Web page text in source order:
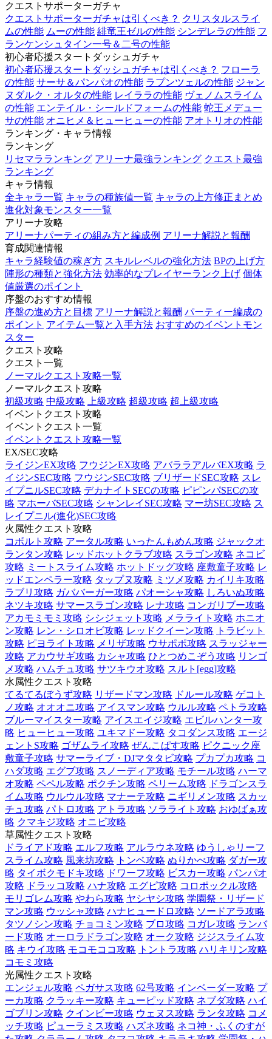
クエストサポーターガチャ
クエストサポーターガチャは引くべき？ クリスタルスライ
ムの性能 ムーの性能 緋竜王ゼルの性能 シンデレラの性能 フ
ランケンシュタイン一号＆二号の性能
初心者応援スタートダッシュガチャ
初心者応援スタートダッシュガチャは引くべき？ フローラ
の性能 サーサ＆パンパオの性能 ラプンツェルの性能 ジャン
ヌダルク・オルタの性能 レイララの性能 ヴェノムスライム
の性能 エンテイル・シールドフォームの性能 蛇王メデュー
サの性能 オニヒメ＆ヒューヒューの性能 アオトリオの性能
ランキング・キャラ情報
ランキング
リセマラランキング アリーナ最強ランキング クエスト最強
ランキング
キャラ情報
全キャラ一覧 キャラの種族値一覧 キャラの上方修正まとめ
進化対象モンスター一覧
アリーナ攻略
アリーナパーティの組み方と編成例 アリーナ解説と報酬
育成関連情報
キャラ経験値の稼ぎ方 スキルレベルの強化方法 BPの上げ方
陣形の種類と強化方法 効率的なプレイヤーランク上げ 個体
値厳選のポイント
序盤のおすすめ情報
序盤の進め方と目標 アリーナ解説と報酬 パーティー編成の
ポイント アイテム一覧と入手方法 おすすめのイベントモン
スター
クエスト攻略
クエスト一覧
ノーマルクエスト攻略一覧
ノーマルクエスト攻略
初級攻略 中級攻略 上級攻略 超級攻略 超上級攻略
イベントクエスト攻略
イベントクエスト一覧
イベントクエスト攻略一覧
EX/SEC攻略
ライジンEX攻略 フウジンEX攻略 アバララアルバEX攻略 ラ
イジンSEC攻略 フウジンSEC攻略 ブリザードSEC攻略 スレ
イプニルSEC攻略 デカナイトSECの攻略 ピピンパSECの攻
略 マホーバSEC攻略 シャンレイSEC攻略 マー坊SEC攻略 ス
レイプニル(進化)SEC攻略
火属性クエスト攻略
コボルト攻略 アータル攻略 いったんもめん攻略 ジャックオ
ランタン攻略 レッドホットクラブ攻略 スラゴン攻略 ネコビ
攻略 ミートスライム攻略 ホットドッグ攻略 座敷童子攻略 レ
ッドエンペラー攻略 タップヌ攻略 ミツメ攻略 カイリキ攻略
ラブリ攻略 ガババーガー攻略 パオーシャ攻略 しろいぬ攻略
ネツキ攻略 サマースラゴン攻略 レナ攻略 コンガリブー攻略
アカモミモミ攻略 シシジェット攻略 メラライト攻略 ホニオ
ン攻略 レン・シロオビ攻略 レッドクイーン攻略
トラビット
攻略 ピヨライト攻略 メリザ攻略 ウサポポ攻略 スラッジャー
攻略 アカウサギ攻略 カシャ攻略 ひとつめこぞう攻略 リンゴ
メ攻略 ハムチュ攻略 サツキウオ攻略 スルト[egg]攻略
水属性クエスト攻略
てるてるぼうず攻略 リザードマン攻略 ドルール攻略 ゲコト
ノ攻略 オオオニ攻略 アイスマン攻略 ウルル攻略 ペトラ攻略
ブルーマイスター攻略 アイスエイジ攻略 エビルハンター攻
略 ヒューヒュー攻略 ユキマドー攻略 タコダンス攻略 エージ
ェントS攻略 ゴザムライ攻略 ぜんこぱす攻略 ピクニック座
敷童子攻略 サマーライブ・DJマタタビ攻略 プカプカ攻略 コ
ハダ攻略 エグブ攻略 スノーディア攻略 モチール攻略 ハーマ
オ攻略 ペペル攻略 ポクチン攻略 ペリーム攻略 ドラゴンスラ
イム攻略 ウルウル攻略 マナーテ攻略 ニギリメン攻略 スカッ
チュ攻略 パトロ攻略 アトラ攻略 ソラライト攻略 おゆばぁ攻
略 クマキジ攻略 オニビ攻略
草属性クエスト攻略
ドライアド攻略 エルフ攻略 アルラウネ攻略 ゆうしゃリーフ
スライム攻略 風来坊攻略 トンベ攻略 ぬりかべ攻略 ダガー攻
略 タイボクモドキ攻略 ドワーフ攻略 ビスカー攻略 パンパオ
攻略 ドラッコ攻略 ハナ攻略 エグピ攻略 コロポックル攻略
モリゴレム攻略 やわら攻略 ヤシヤシ攻略 学園祭・リザード
マン攻略 ウッシャ攻略 ハナヒュードロ攻略 ソードアラ攻略
タツノシン攻略 チョコミン攻略 ブロ攻略 コガレ攻略 ランバ
ード攻略 オーロラドラゴン攻略 オーク攻略 ジジスライム攻
略 キウイ攻略 モコモココ攻略 トントラ攻略 ハリキリン攻略
コモミ攻略
光属性クエスト攻略
エンジェル攻略 ペガサス攻略 62号攻略 インベーダー攻略 プ
ーカ攻略 クラッキー攻略 キューピッド攻略 ネブダ攻略 ハイ
ゴブリン攻略 クインビー攻略 ウェヌス攻略 ランタ攻略 コメ
ッチ攻略 ピューラミス攻略 ハズネ攻略 ネコ神・ふくのすが